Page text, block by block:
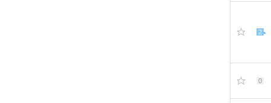
2
0